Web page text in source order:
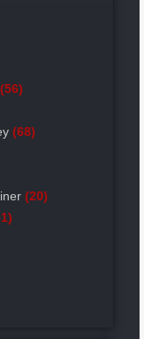
(56)
(68)
(20)